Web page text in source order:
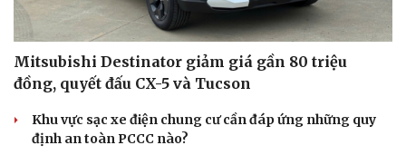
Mitsubishi Destinator giảm giá gần 80 triệu
đồng, quyết đấu CX-5 và Tucson
Khu vực sạc xe điện chung cư cần đáp ứng những quy
định an toàn PCCC nào?